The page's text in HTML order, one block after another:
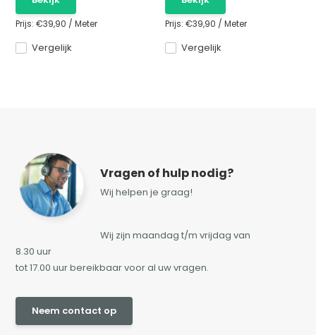
Vergelijk
Prijs:€39,90 /Meter
Vergelijk
Prijs: €39,90 / Meter
Vragen of hulp nodig?
Wij helpen je graag!
Wij zijn maandag t/m vrijdag van
8.30 uur
tot 17.00 uur bereikbaar voor al uw vragen.
Neem contact op